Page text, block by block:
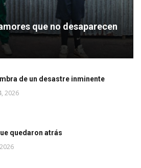
que no desaparecen
de un desastre inminente
2026
quedaron atrás